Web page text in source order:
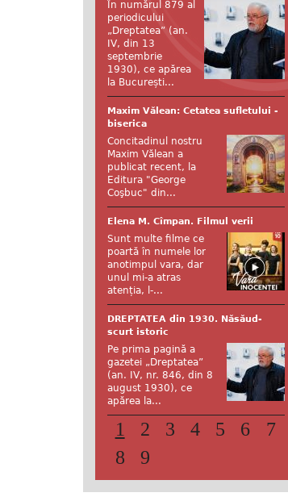
În numărul 879 al
periodicului
„Dreptatea” (an.
IV, din 13
septembrie
1930), ce apărea
la București...
Maxim Vălean: Cetatea sufletului -
biserica
Concitadinul nostru
Maxim Vălean a
publicat recent, la
Editura "George
Coşbuc" din...
Elena M. Cîmpan. Filmul verii
Sunt multe filme ce
poartă în numele lor
anotimpul vara, dar
unul mi-a atras
atenția, l-...
DREPTATEA din 1930. Năsăud-
scurt istoric
Pe prima pagină a
gazetei „Dreptatea”
(an. IV, nr. 846, din 8
august 1930), ce
apărea la...
1 2 3 4 5 6
7
8
9